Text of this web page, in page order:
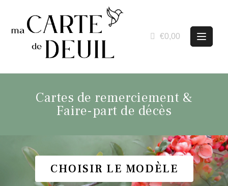
€0,00
Cartes de remerciement &
Faire-part de décès
CHOISIR LE MODÈLE